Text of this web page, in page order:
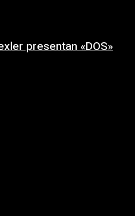
presentan «DOS»